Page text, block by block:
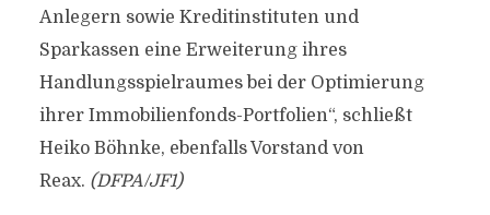
Anlegern sowie Kreditinstituten und
Sparkassen eine Erweiterung ihres
Handlungsspielraumes bei der Optimierung
ihrer Immobilienfonds-Portfolien“, schließt
Heiko Böhnke, ebenfalls Vorstand von
Reax. (DFPA/JF1)